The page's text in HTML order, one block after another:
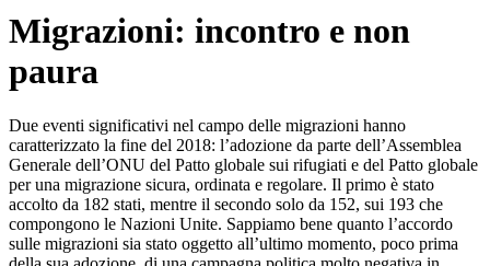
Migrazioni: incontro e non
paura
Due eventi significativi nel campo delle migrazioni hanno
caratterizzato la fine del 2018: l’adozione da parte dell’Assemblea
Generale dell’ONU del Patto globale sui rifugiati e del Patto globale
per una migrazione sicura, ordinata e regolare. Il primo è stato
accolto da 182 stati, mentre il secondo solo da 152, sui 193 che
compongono le Nazioni Unite. Sappiamo bene quanto l’accordo
sulle migrazioni sia stato oggetto all’ultimo momento, poco prima